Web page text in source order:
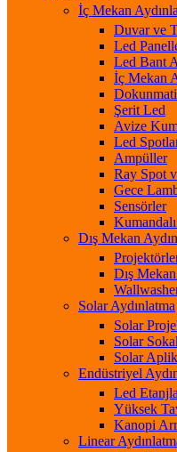
İç Mekan
Duvar ve
Led
Led Bant
İç Mekan
Şerit Led
Avize
Led
Ampüller
Ray Spot
Gece
Sensörler
Dış Mekan
Dış
Solar Aydınlatma
Solar
Solar
Solar
Endüstriyel
Led
Yüksek
Kanopi
Linear